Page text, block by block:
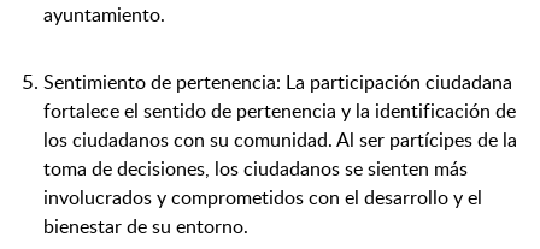
ayuntamiento.
Sentimiento de pertenencia: La participación ciudadana
fortalece el sentido de pertenencia y la identificación de
los ciudadanos con su comunidad. Al ser partícipes de la
toma de decisiones, los ciudadanos se sienten más
involucrados y comprometidos con el desarrollo y el
bienestar de su entorno.